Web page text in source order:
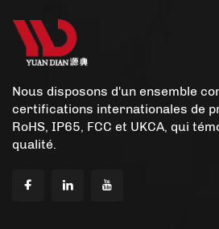
Nous disposons d'un ensemble
certifications internationales de
RoHS, IP65, FCC et UKCA, qui
qualité.